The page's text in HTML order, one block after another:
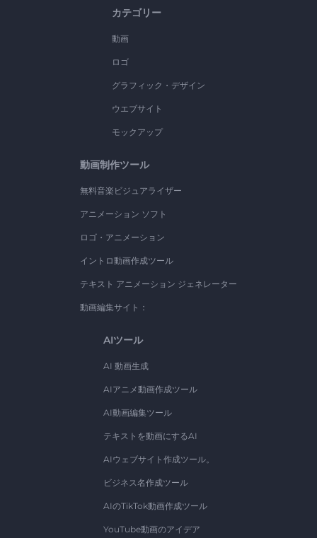
カテゴリー
動画
ロゴ
グラフィック・デザイン
ウエブサイト
モックアップ
動画制作ツール
無料音楽ビジュアライザー
アニメーション ソフト
ロゴ・アニメーション
イントロ動画作成ツール
テキスト アニメーション ジェネレーター
動画編集サイト：
AIツール
AI 動画生成
AIアニメ動画作成ツール
AI動画編集ツール
テキストを動画にするAI
AIウェブサイト作成ツール。
ビジネス名作成ツール
AIのTikTok動画作成ツール
YouTube動画のアイデア